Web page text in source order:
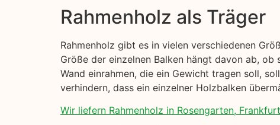
Rahmenholz als Träger
Rahmenholz gibt es in vielen verschiedenen
Größe der einzelnen Balken hängt davon ab,
Wand einrahmen, die ein Gewicht tragen soll,
verhindern, dass ein einzelner Holzbalken
Wir liefern Rahmenholz in Rosengarten,